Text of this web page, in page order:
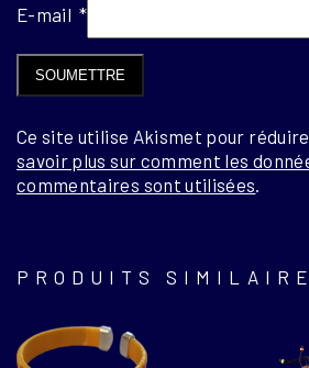
E-mail *
Ce site utilise Akismet pour
savoir plus sur comment les
commentaires sont utilisées
PRODUITS